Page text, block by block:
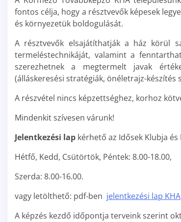
fontos célja, hogy a résztvevők képesek
és környezetük boldogulását.
A résztvevők elsajátíthatják a ház körül
termeléstechnikáját, valamint a
szerezhetnek a megtermelt javak
(álláskeresési stratégiák, önéletrajz-készítés
A részvétel nincs képzettséghez, korhoz
Mindenkit szívesen várunk!
Jelentkezési lap kérhető az Idősek Klubja
Hétfő, Kedd, Csütörtök, Péntek: 8.00-18.00,
Szerda: 8.00-16.00.
vagy letölthető: pdf-ben jelentkezési lap KHA
A képzés kezdő időpontja terveink szerint